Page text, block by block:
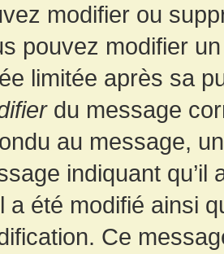
modifier ou
pouvez modifier
limitée après sa
du message
au message,
indiquant
a été modifié ainsi
Ce